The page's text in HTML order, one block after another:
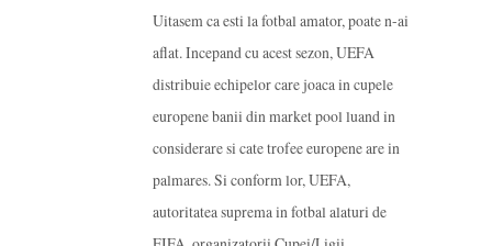
Uitasem ca esti la fotbal amator, poate n-ai
aflat. Incepand cu acest sezon, UEFA
distribuie echipelor care joaca in cupele
europene banii din market pool luand in
considerare si cate trofee europene are in
palmares. Si conform lor, UEFA,
autoritatea suprema in fotbal alaturi de